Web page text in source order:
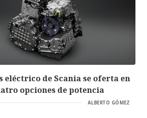
eléctrico de Scania se oferta en
opciones de potencia
ALBERTO GÓMEZ